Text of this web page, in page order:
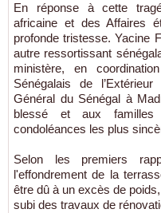
En réponse à cette
africaine et des Affaires
profonde tristesse. Yacine
autre ressortissant
ministère, en
Sénégalais de
Général du Sénégal à
blessé et aux familles
condoléances les plus
Selon les premiers
l'effondrement de la
être dû à un excès de
subi des travaux de